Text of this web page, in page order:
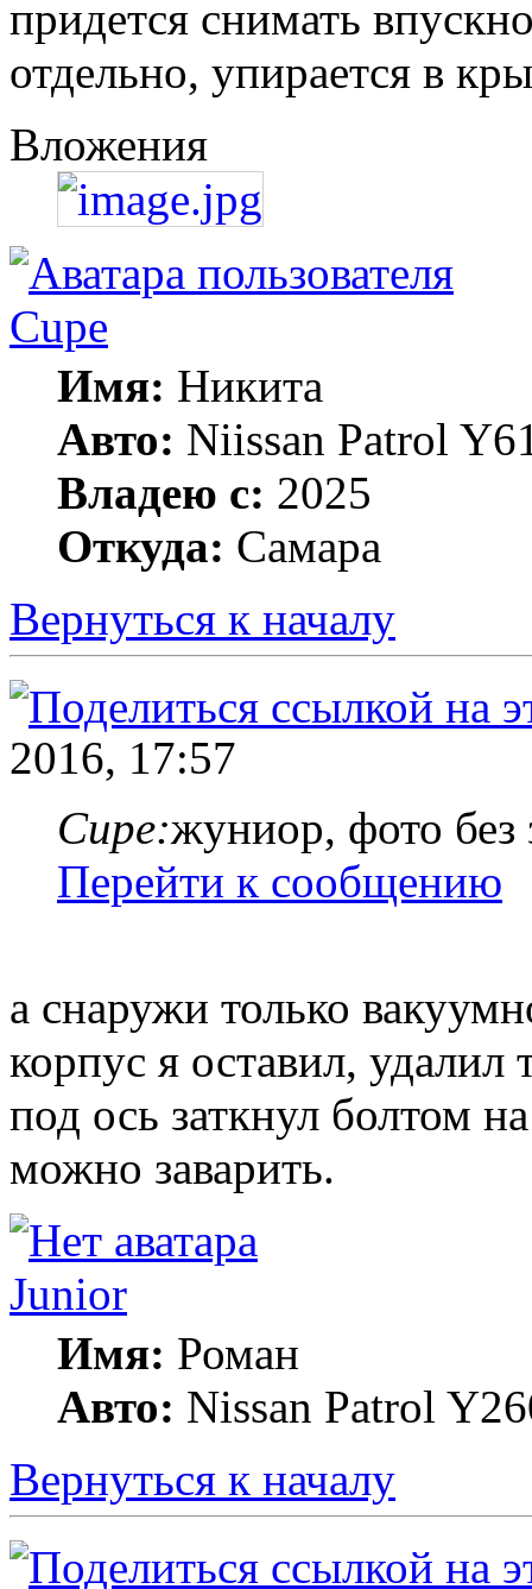
придется снимать
отдельно, упирается в
Вложения
Cupe
Имя: Никита
Авто: Niissan Patrol
Владею с: 2025
Откуда: Самара
Вернуться к началу
2016, 17:57
Cupe:жуниор, фото без
Перейти к сообщению
а снаружи только
корпус я оставил, удалил
под ось заткнул болтом
можно заварить.
Junior
Имя: Роман
Авто: Nissan Patrol
Вернуться к началу